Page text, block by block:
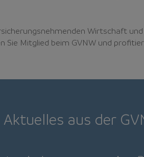
Wirtschaft
Sie Mitglied beim GVNW und
Aktuelles aus der